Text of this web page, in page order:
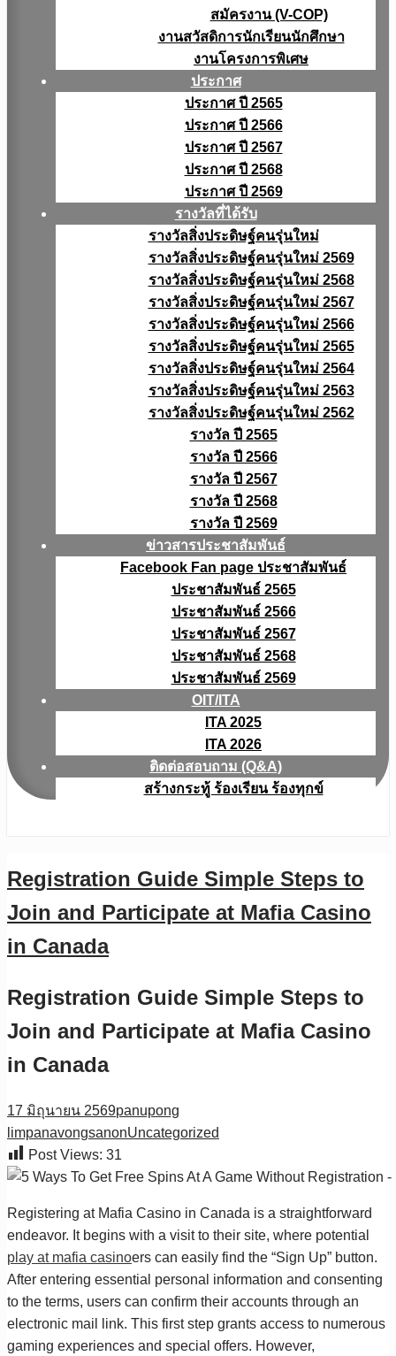
สมัครงาน (V-COP)
งานสวัสดิการนักเรียนนักศึกษา
งานโครงการพิเศษ
ประกาศ
ประกาศ ปี 2565
ประกาศ ปี 2566
ประกาศ ปี 2567
ประกาศ ปี 2568
ประกาศ ปี 2569
รางวัลที่ได้รับ
รางวัลสิ่งประดิษฐ์คนรุ่นใหม่
รางวัลสิ่งประดิษฐ์คนรุ่นใหม่ 2569
รางวัลสิ่งประดิษฐ์คนรุ่นใหม่ 2568
รางวัลสิ่งประดิษฐ์คนรุ่นใหม่ 2567
รางวัลสิ่งประดิษฐ์คนรุ่นใหม่ 2566
รางวัลสิ่งประดิษฐ์คนรุ่นใหม่ 2565
รางวัลสิ่งประดิษฐ์คนรุ่นใหม่ 2564
รางวัลสิ่งประดิษฐ์คนรุ่นใหม่ 2563
รางวัลสิ่งประดิษฐ์คนรุ่นใหม่ 2562
รางวัล ปี 2565
รางวัล ปี 2566
รางวัล ปี 2567
รางวัล ปี 2568
รางวัล ปี 2569
ข่าวสารประชาสัมพันธ์
Facebook Fan page ประชาสัมพันธ์
ประชาสัมพันธ์ 2565
ประชาสัมพันธ์ 2566
ประชาสัมพันธ์ 2567
ประชาสัมพันธ์ 2568
ประชาสัมพันธ์ 2569
OIT/ITA
ITA 2025
ITA 2026
ติดต่อสอบถาม (Q&A)
สร้างกระทู้ ร้องเรียน ร้องทุกข์
Registration Guide Simple Steps to
Join and Participate at Mafia Casino
in Canada
Registration Guide Simple Steps to
Join and Participate at Mafia Casino
in Canada
17 มิถุนายน 2569panupong
limpanavongsanonUncategorized
Post Views: 31
Registering at Mafia Casino in Canada is a straightforward
endeavor. It begins with a visit to their site, where potential
play at mafia casinoers can easily find the “Sign Up” button.
After entering essential personal information and consenting
to the terms, users can confirm their accounts through an
electronic mail link. This first step grants access to numerous
gaming experiences and special offers. However,